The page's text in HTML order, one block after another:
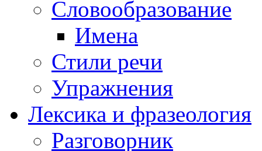
Словообразование
Имена
Стили речи
Упражнения
Лексика и фразеология
Разговорник